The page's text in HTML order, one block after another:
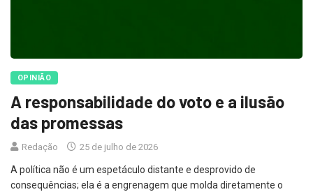
OPINIÃO
A responsabilidade do voto e a ilusão
das promessas
Redação 25 de julho de 2026
A política não é um espetáculo distante e desprovido de
consequências; ela é a engrenagem que molda diretamente o
cotidiano de cada cidadão. Cada decisão tomada nos gabinetes